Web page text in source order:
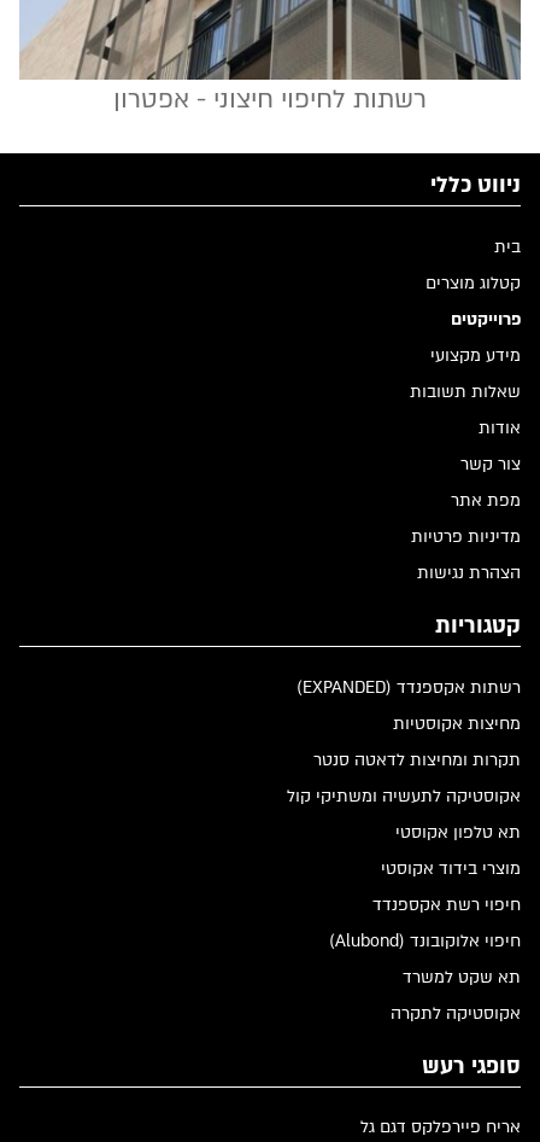
רשתות לחיפוי חיצוני - אפטרון
ניווט כללי
בית
קטלוג מוצרים
פרוייקטים
מידע מקצועי
שאלות תשובות
אודות
צור קשר
מפת אתר
מדיניות פרטיות
הצהרת נגישות
קטגוריות
רשתות אקספנדד (EXPANDED)
מחיצות אקוסטיות
תקרות ומחיצות לדאטה סנטר
אקוסטיקה לתעשיה ומשתיקי קול
תא טלפון אקוסטי
מוצרי בידוד אקוסטי
חיפוי רשת אקספנדד
חיפוי אלוקובונד (Alubond)
תא שקט למשרד
אקוסטיקה לתקרה
סופגי רעש
אריח פיירפלקס דגם גל